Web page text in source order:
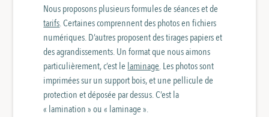
Nous proposons plusieurs formules de séances et de
tarifs. Certaines comprennent des photos en fichiers
numériques. D’autres proposent des tirages papiers et
des agrandissements. Un format que nous aimons
particulièrement, c’est le laminage. Les photos sont
imprimées sur un support bois, et une pellicule de
protection et déposée par dessus. C’est la
« lamination » ou « laminage ».